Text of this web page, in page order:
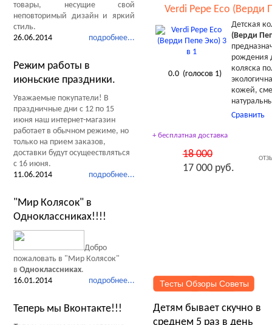
Verdi Pepe Eco (Верди
0.0 (голосов 1)
Детская
(Верди
рождения
коляска
кожей,
Сравнить
+ бесплатная доставка
18 000
17 000 руб.
Тесты Обзоры Советы
Детям бывает скучно в
среднем 5 раз в день
товары, несущие свой
неповторимый дизайн и яркий
стиль.
подробнее...
26.06.2014
Режим работы в
июньские праздники.
Уважаемые покупатели! В
праздничные дни с 12 по 15
июня наш интернет-магазин
работает в обычном режиме, но
только на прием заказов,
доставки будут осущеествляться
с 16 июня.
подробнее...
11.06.2014
"Мир Колясок" в
Одноклассниках!!!!
Добро
пожаловать в "Мир Колясок"
в Одноклассниках.
подробнее...
16.01.2014
Теперь мы Вконтакте!!!